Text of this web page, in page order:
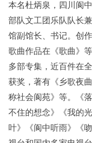
本名杜炳泉，四川阆
部队文工团乐队队长
馆副馆长、书记。创
歌曲作品在《歌曲》
多部专集，近百件在
获奖，著有《乡歌夜
称社会阆苑》等。《
不住的想念》《我的
叶》《阆中听雨》《